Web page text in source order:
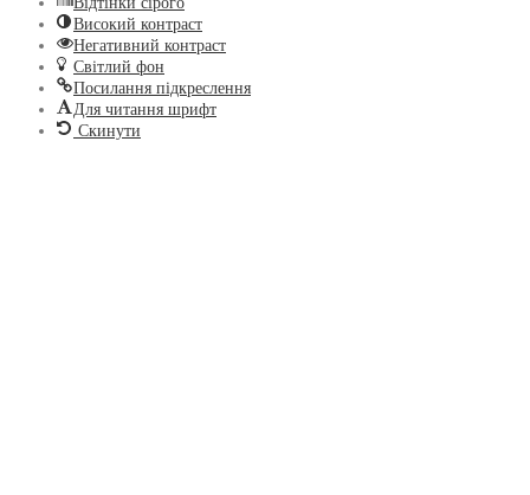
Високий контраст
Негативний контраст
Світлий фон
Посилання підкреслення
Для читання шрифт
Скинути